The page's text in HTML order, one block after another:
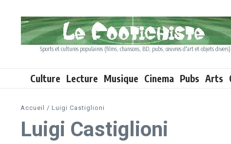
Sports et cultures populaires (films, chansons, BD, pubs, œuvres d'art et objets divers)
Culture Lecture Musique Cinema Pubs Arts
Accueil / Luigi Castiglioni
Luigi Castiglioni